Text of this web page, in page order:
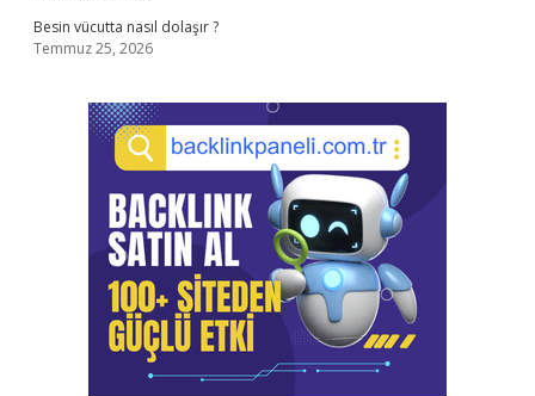
Besin vücutta nasıl dolaşır ?
Temmuz 25, 2026